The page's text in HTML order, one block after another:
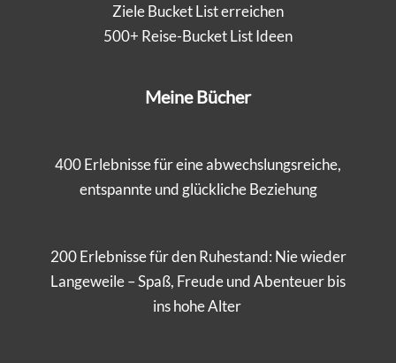
Ziele Bucket List erreichen
500+ Reise-Bucket List Ideen
Meine Bücher
400 Erlebnisse für eine abwechslungsreiche,
entspannte und glückliche Beziehung
200 Erlebnisse für den Ruhestand: Nie wieder
Langeweile – Spaß, Freude und Abenteuer bis
ins hohe Alter